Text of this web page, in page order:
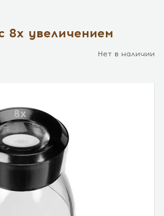
8x увеличением
Нет в наличии